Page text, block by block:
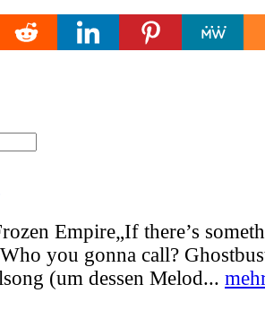
Empire„If there’s
you gonna call?
(um dessen Melod...